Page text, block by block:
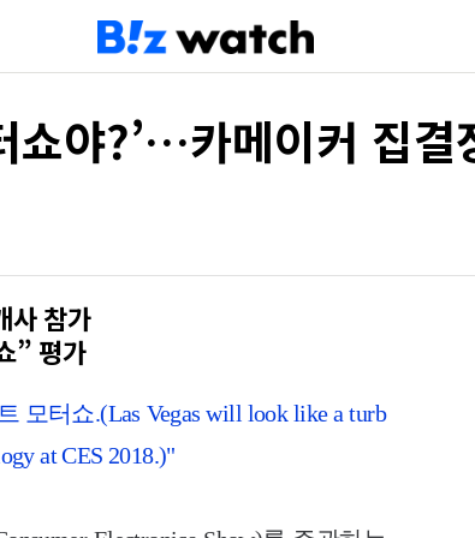
야?’…카메이커 집결
사 참가
” 평가
모터쇼.(Las Vegas will look like a turb
at CES 2018.)"